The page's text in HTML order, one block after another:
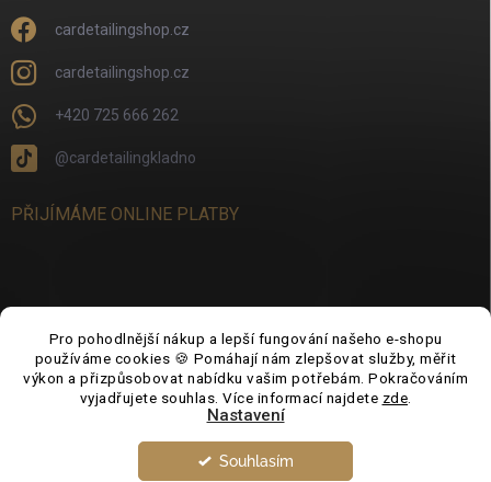
Pro pohodlnější nákup a lepší fungování našeho e-shopu
používáme cookies 🍪 Pomáhají nám zlepšovat služby, měřit
výkon a přizpůsobovat nabídku vašim potřebám. Pokračováním
vyjadřujete souhlas. Více informací najdete zde
Nastavení
Souhlasím
cardetailingshop.cz
cardetailingshop.cz
+420 725 666 262
@cardetailingkladno
PŘIJÍMÁME ONLINE PLATBY
FACEBOOK
CarDetailingShop.cz. Všechna práva vyhrazena.